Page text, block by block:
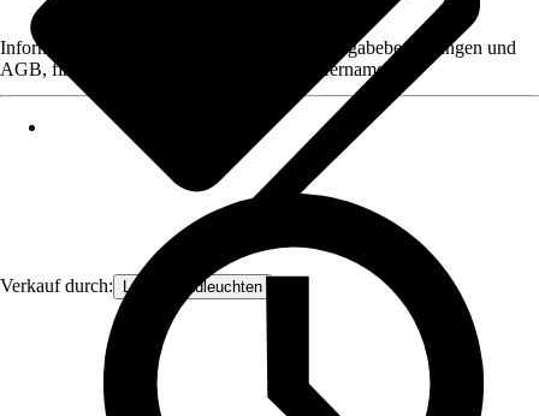
Verkauf durch: Lampenundleuchten
Informationen des Verkäufers, wie z. B. Rückgabebedingungen und
AGB, finden Sie bei Klick auf den Verkäufernamen.